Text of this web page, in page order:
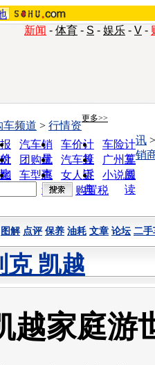
新闻 - 体育 - S - 娱乐 - V -
更多>>
价
汽车销
量
车价计
算
车险计
算
比
团购优
惠
汽车投
诉
广州车
展
车型查
询
女人宝
典
小说阅
读
车频道 > 行情资
讯
销
购置税
图解 点评 保养 油耗 文章 论坛 二手
克 凯越
越家庭游